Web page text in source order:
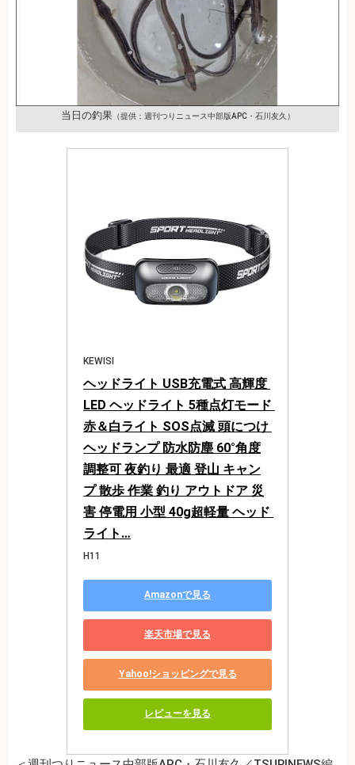
当日の釣果（提供：週刊つりニュース中部版APC・石川友久）
KEWISI
ヘッドライト USB充電式 高輝度
LED ヘッドライト 5種点灯モード
赤＆白ライト SOS点滅 頭につけ
ヘッドランプ 防水防塵 60°角度
調整可 夜釣り 最適 登山 キャン
プ 散歩 作業 釣り アウトドア 災
害 停電用 小型 40g超軽量 ヘッド
ライト…
H11
Amazonで見る
楽天市場で見る
Yahoo!ショッピングで見る
レビューを見る